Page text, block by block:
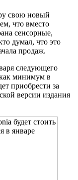
свою новый
что вместо
сенсорные,
думал, что это
продаж.
следующего
как минимум в
приобрести за
версии издания